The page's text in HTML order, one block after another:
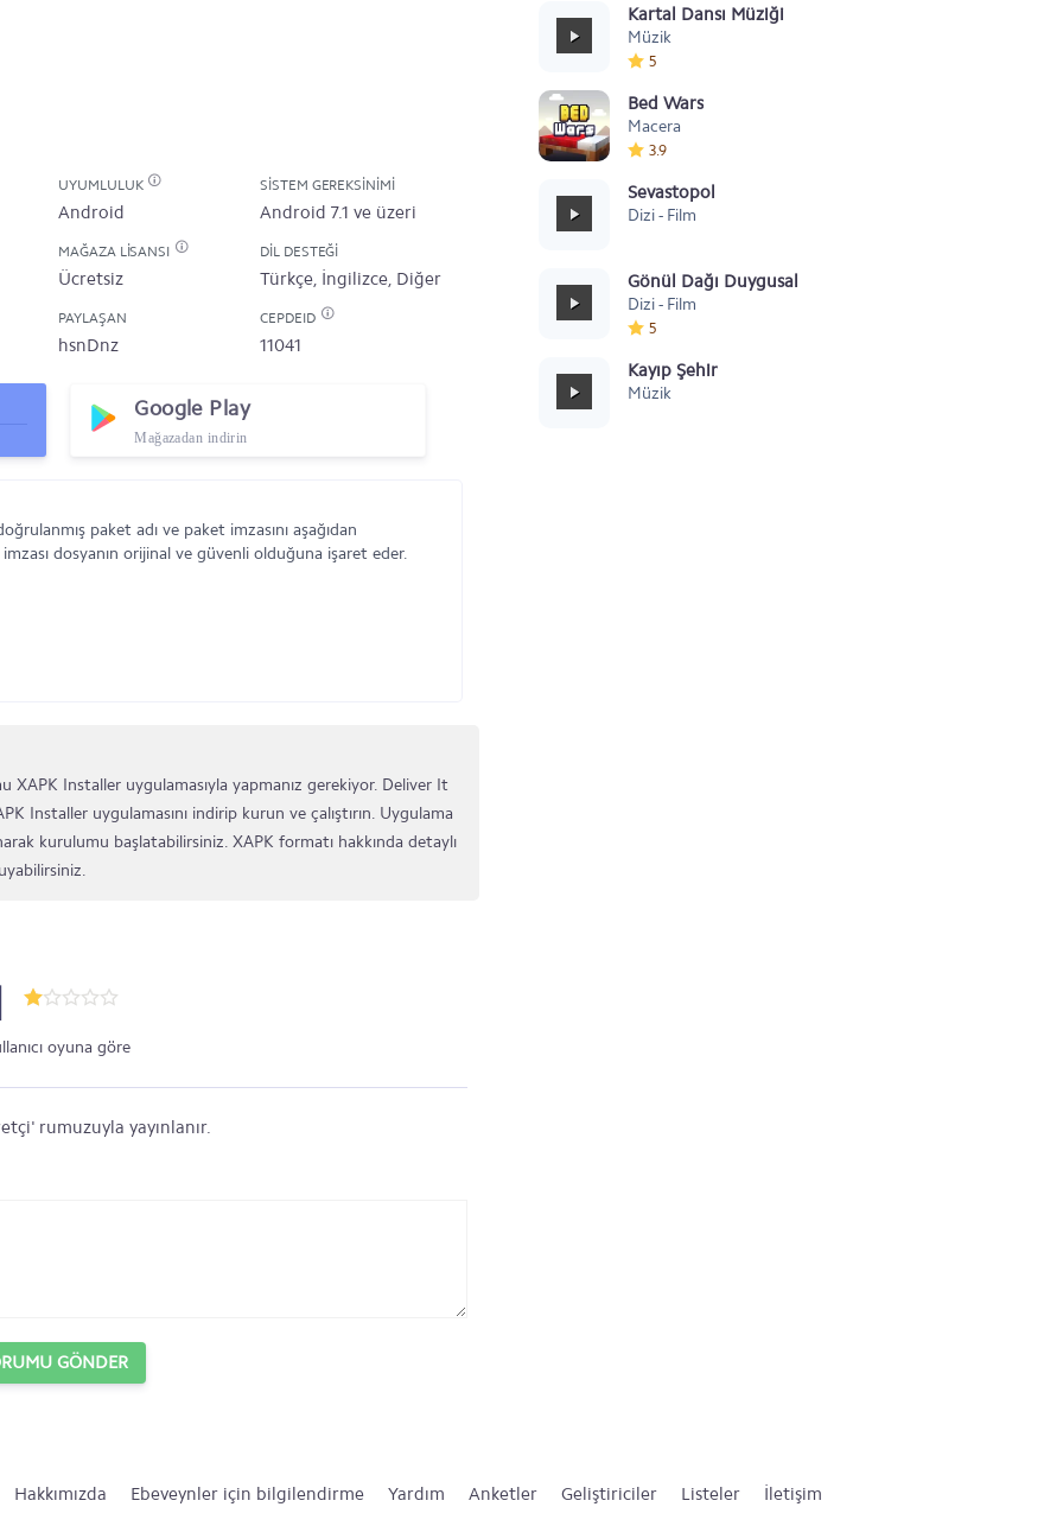
UYUMLULUK
Android
SISTEM GEREKSINIMI
Android 7.1 ve üzeri
MAĞAZA LISANSI
Ücretsiz
DIL DESTEĞI
Türkçe, İngilizce, Diğer
PAYLAŞAN
hsnDnz
CEPDEID
11041
Google Play
Mağazadan indirin
paket adı ve paket imzasını aşağıdan
dosyanın orijinal ve güvenli olduğuna işaret eder.
Installer uygulamasıyla yapmanız gerekiyor. Deliver It
Installer uygulamasını indirip kurun ve çalıştırın. Uygulama
kurulumu başlatabilirsiniz. XAPK formatı hakkında detaylı
Kartal Dansı Müziği
Müzik
5
Bed Wars
Macera
3.9
Sevastopol
Dizi - Film
Gönül Dağı Duygusal
Dizi - Film
5
Kayıp Şehir
Müzik
oyuna göre
rumuzuyla yayınlanır.
GÖNDER
Hakkımızda Ebeveynler için bilgilendirme Yardım Anketler Geliştiriciler Listeler İletişim